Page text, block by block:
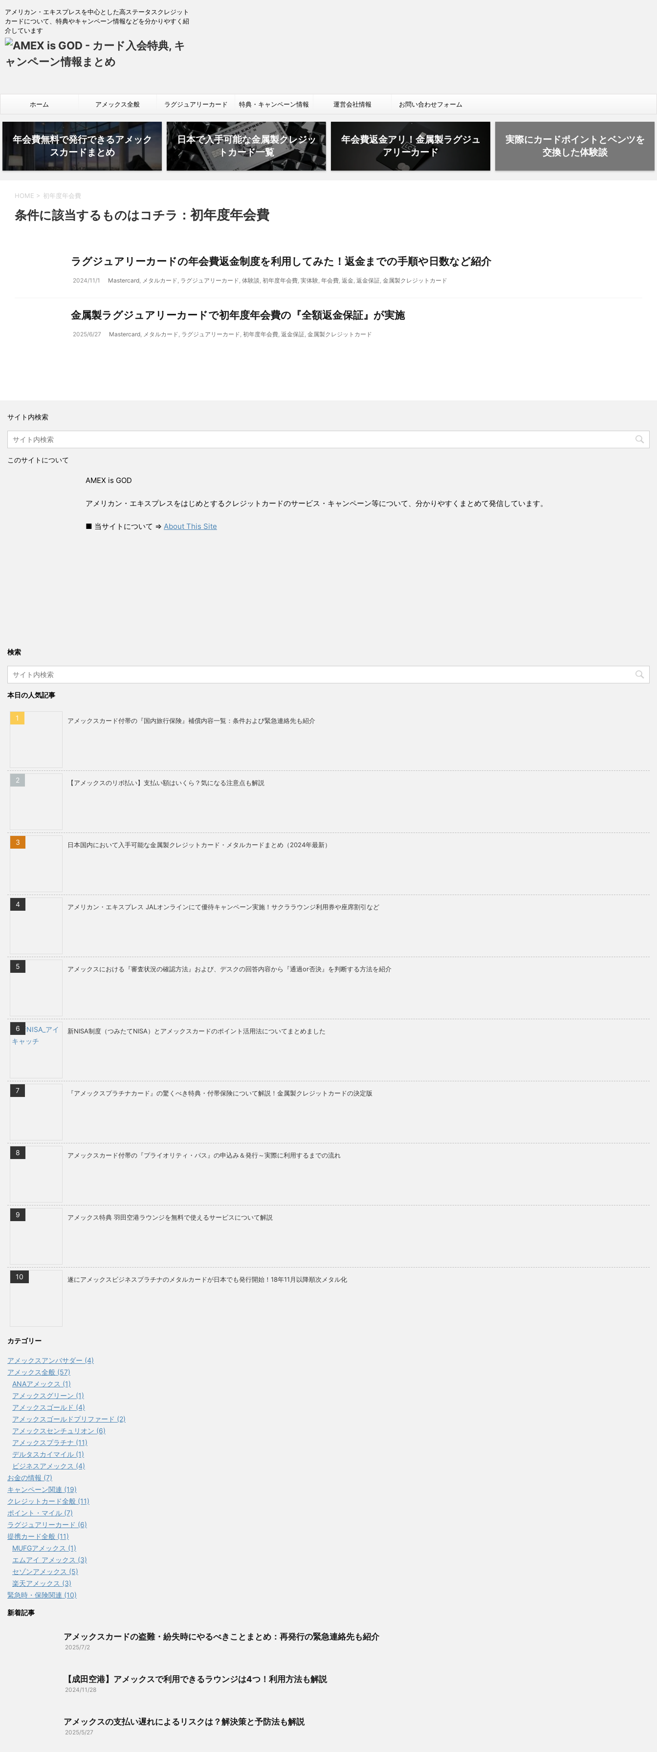
アメリカン・エキスプレスを中心とした高ステータスクレジット
カードについて、特典やキャンペーン情報などを分かりやすく紹
介しています
ホーム アメックス全般 ラグジュアリーカード 特典・キャンペーン情報 運営会社情報 お問い合わせフォーム
年会費無料で発行できるアメック
スカードまとめ
日本で入手可能な金属製クレジッ
トカード一覧
年会費返金アリ！金属製ラグジュ
アリーカード
実際にカードポイントとベンツを
交換した体験談
HOME > 初年度年会費
初年度年会費
ラグジュアリーカードの年会費返金制度を利用してみた！返金までの手順や日数など紹介
2024/11/1 Mastercard, メタルカード, ラグジュアリーカード, 体験談, 初年度年会費, 実体験, 年会費, 返金, 返金保証, 金属製クレジットカード
金属製ラグジュアリーカードで初年度年会費の『全額返金保証』が実施
2025/6/27 Mastercard, メタルカード, ラグジュアリーカード, 初年度年会費, 返金保証, 金属製クレジットカード
サイト内検索
このサイトについて
AMEX is GOD
アメリカン・エキスプレスをはじめとするクレジットカードのサービス・キャンペーン等について、分かりやすくまとめて発信しています。
■ 当サイトについて ⇒ About This Site
検索
本日の人気記事
アメックスカード付帯の『国内旅行保険』補償内容一覧：条件および緊急連絡先も紹介
【アメックスのリボ払い】支払い額はいくら？気になる注意点も解説
日本国内において入手可能な金属製クレジットカード・メタルカードまとめ（2024年最新）
アメリカン・エキスプレス JALオンラインにて優待キャンペーン実施！サクララウンジ利用券や座席割引など
アメックスにおける『審査状況の確認方法』および、デスクの回答内容から『通過or否決』を判断する方法を紹介
新NISA制度（つみたてNISA）とアメックスカードのポイント活用法についてまとめました
『アメックスプラチナカード』の驚くべき特典・付帯保険について解説！金属製クレジットカードの決定版
アメックスカード付帯の『プライオリティ・パス』の申込み＆発行～実際に利用するまでの流れ
アメックス特典 羽田空港ラウンジを無料で使えるサービスについて解説
遂にアメックスビジネスプラチナのメタルカードが日本でも発行開始！18年11月以降順次メタル化
カテゴリー
アメックスアンバサダー (4)
アメックス全般 (57)
ANAアメックス (1)
アメックスグリーン (1)
アメックスゴールド (4)
アメックスゴールドプリファード (2)
アメックスセンチュリオン (6)
アメックスプラチナ (11)
デルタスカイマイル (1)
ビジネスアメックス (4)
お金の情報 (7)
キャンペーン関連 (19)
クレジットカード全般 (11)
ポイント・マイル (7)
ラグジュアリーカード (6)
提携カード全般 (11)
MUFGアメックス (1)
エムアイ アメックス (3)
セゾンアメックス (5)
楽天アメックス (3)
緊急時・保険関連 (10)
新着記事
アメックスカードの盗難・紛失時にやるべきことまとめ：再発行の緊急連絡先も紹介
2025/7/2
【成田空港】アメックスで利用できるラウンジは4つ！利用方法も解説
2024/11/28
アメックスの支払い遅れによるリスクは？解決策と予防法も解説
2025/5/27